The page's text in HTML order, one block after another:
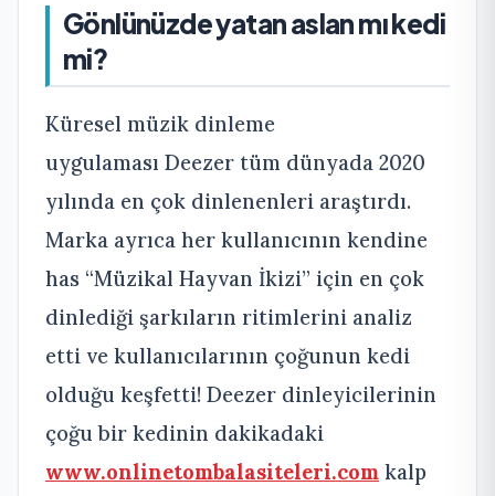
Gönlünüzde yatan aslan mı kedi
mi?
Küresel müzik dinleme
uygulaması Deezer tüm dünyada 2020
yılında en çok dinlenenleri araştırdı.
Marka ayrıca her kullanıcının kendine
has “Müzikal Hayvan İkizi” için en çok
dinlediği şarkıların ritimlerini analiz
etti ve kullanıcılarının çoğunun kedi
olduğu keşfetti! Deezer dinleyicilerinin
çoğu bir kedinin dakikadaki
www.onlinetombalasiteleri.com kalp